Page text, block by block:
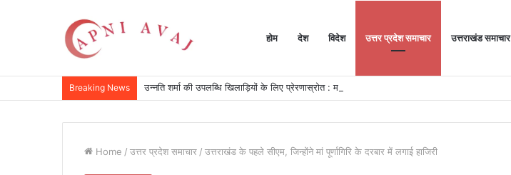
होम देश विदेश उत्तर प्रदेश समाचार उत्तराखंड समाचार
Breaking News उन्नति शर्मा की उपलब्धि खिलाड़ियों के लिए प्रेरणास्रोत : महापौर
Home / उत्तर प्रदेश समाचार / उत्तराखंड के पहले सीएम, जिन्होंने मां पूर्णागिरि के दरबार में लगाई हाजिरी